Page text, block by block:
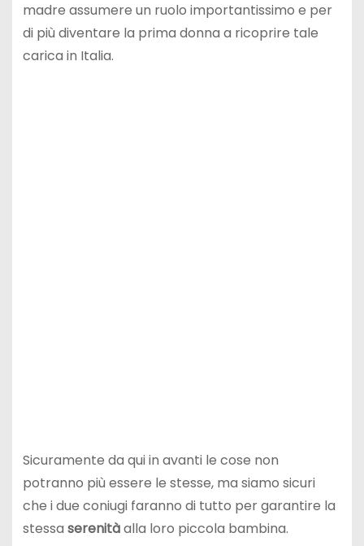
madre assumere un ruolo importantissimo e per
di più diventare la prima donna a ricoprire tale
carica in Italia.
Sicuramente da qui in avanti le cose non
potranno più essere le stesse, ma siamo sicuri
che i due coniugi faranno di tutto per garantire la
stessa serenitàalla loro piccola bambina.